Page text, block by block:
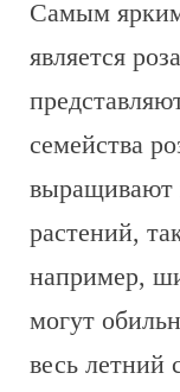
Самым
является
семейства
выращивают
растений,
например,
могут
весь летний